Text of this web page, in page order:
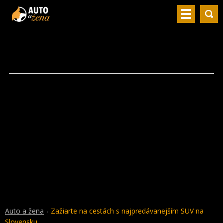
Auto a žena
Zažiarte na cestách s najpredávanejším SUV na